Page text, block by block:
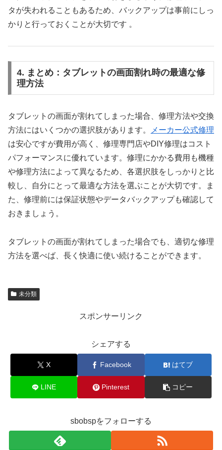
タが失われることもあるため、バックアップは事前にしっ
かりと行っておくことが大切です 。
4. まとめ：タブレットの画面割れ時の最適な修
理方法
タブレットの画面が割れてしまった場合、修理方法や交換
方法にはいくつかの選択肢があります。
メーカー公式修理
は安心ですが費用が高く、修理専門店やDIY修理はコスト
パフォーマンスに優れています。修理にかかる費用も機種
や修理方法によって異なるため、各選択肢をしっかりと比
較し、自分にとって最適な方法を選ぶことが大切です。ま
た、修理前には保証状態やデータバックアップも確認して
おきましょう。
タブレットの画面が割れてしまった場合でも、適切な修理
方法を選べば、長く快適に使い続けることができます。
未分類
スポンサーリンク
シェアする
X Facebook はてブ
LINE Pinterest コピー
sbobspをフォローする